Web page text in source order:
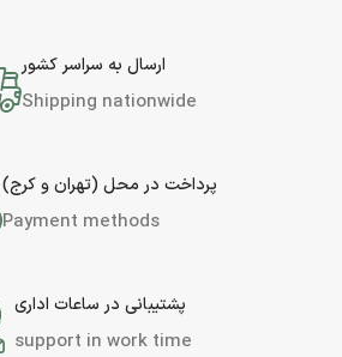
ارسال به سراسر کشور
Shipping nationwide
پرداخت در محل (تهران و کرج)
Payment methods
پشتیبانی در ساعات اداری
support in work time